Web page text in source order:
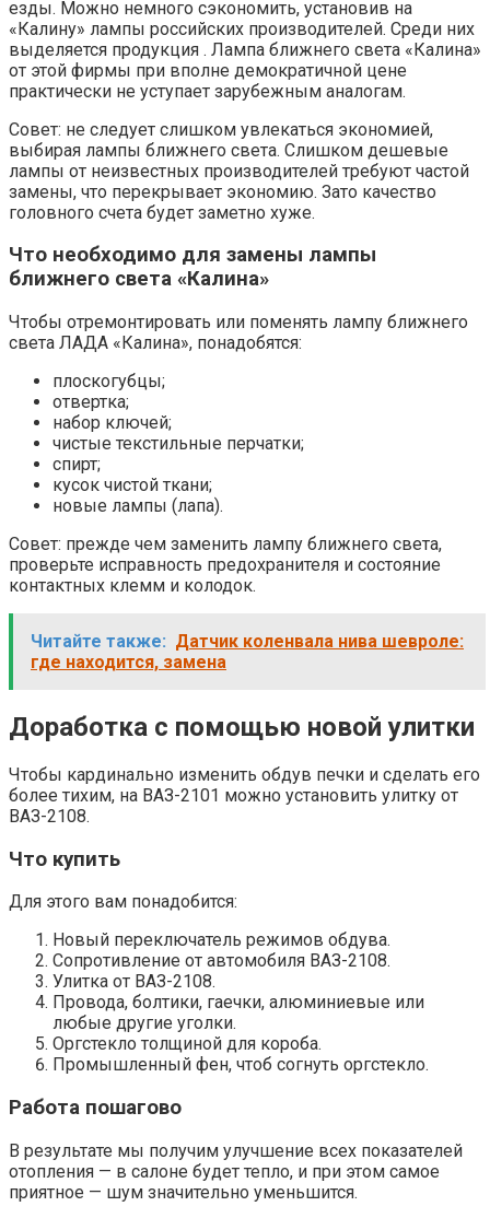
езды. Можно немного сэкономить, установив на
«Калину» лампы российских производителей. Среди них
выделяется продукция . Лампа ближнего света «Калина»
от этой фирмы при вполне демократичной цене
практически не уступает зарубежным аналогам.
Совет: не следует слишком увлекаться экономией,
выбирая лампы ближнего света. Слишком дешевые
лампы от неизвестных производителей требуют частой
замены, что перекрывает экономию. Зато качество
головного счета будет заметно хуже.
Что необходимо для замены лампы
ближнего света «Калина»
Чтобы отремонтировать или поменять лампу ближнего
света ЛАДА «Калина», понадобятся:
плоскогубцы;
отвертка;
набор ключей;
чистые текстильные перчатки;
спирт;
кусок чистой ткани;
новые лампы (лапа).
Совет: прежде чем заменить лампу ближнего света,
проверьте исправность предохранителя и состояние
контактных клемм и колодок.
Читайте также: Датчик коленвала нива шевроле:
где находится, замена
Доработка с помощью новой улитки
Чтобы кардинально изменить обдув печки и сделать его
более тихим, на ВАЗ-2101 можно установить улитку от
ВАЗ-2108.
Что купить
Для этого вам понадобится:
Новый переключатель режимов обдува.
Сопротивление от автомобиля ВАЗ-2108.
Улитка от ВАЗ-2108.
Провода, болтики, гаечки, алюминиевые или
любые другие уголки.
Оргстекло толщиной для короба.
Промышленный фен, чтоб согнуть оргстекло.
Работа пошагово
В результате мы получим улучшение всех показателей
отопления — в салоне будет тепло, и при этом самое
приятное — шум значительно уменьшится.